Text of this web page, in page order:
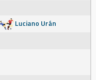
Luciano Urán